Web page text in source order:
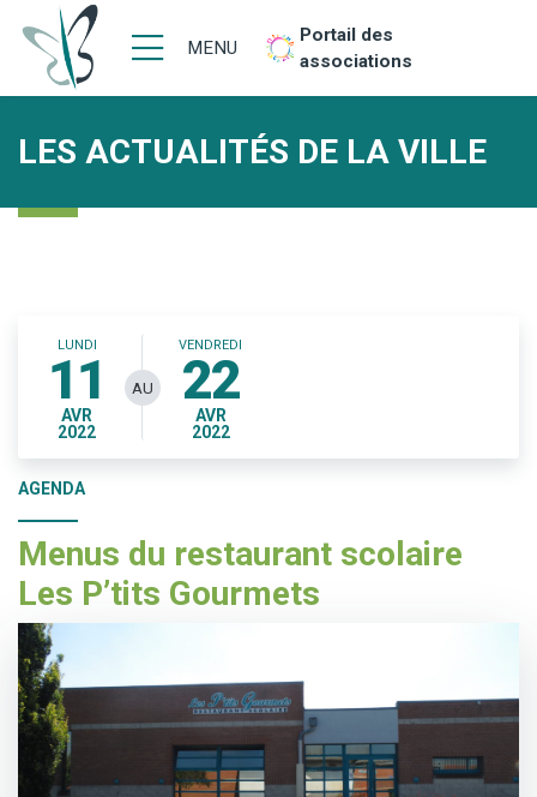
MENU
Portail des
associations
LES ACTUALITÉS DE LA VILLE
LUNDI
11
AVR
2022
AU
VENDREDI
22
AVR
2022
AGENDA
Menus du restaurant scolaire
Les P’tits Gourmets